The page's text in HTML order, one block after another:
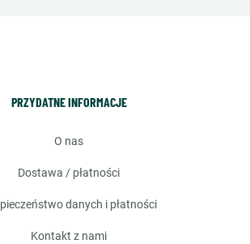
PRZYDATNE INFORMACJE
o nas
dostawa / płatności
danych i płatności
kontakt z nami